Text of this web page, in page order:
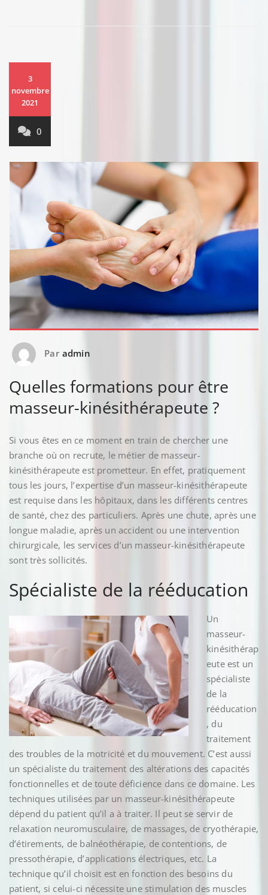
3
novembre
2021
0
Par admin
Quelles formations pour être
masseur-kinésithérapeute ?
Si vous êtes en ce moment en train de chercher une
branche où on recrute, le métier de masseur-
kinésithérapeute est prometteur. En effet, pratiquement
tous les jours, l’expertise d’un masseur-kinésithérapeute
est requise dans les hôpitaux, dans les différents centres
de santé, chez des particuliers. Après une chute, après une
longue maladie, après un accident ou une intervention
chirurgicale, les services d’un masseur-kinésithérapeute
sont très sollicités.
Spécialiste de la rééducation
Un
masseur-
kinésithérap
eute est un
spécialiste
de la
rééducation
, du
traitement
des troubles de la motricité et du mouvement. C’est aussi
un spécialiste du traitement des altérations des capacités
fonctionnelles et de toute déficience dans ce domaine. Les
techniques utilisées par un masseur-kinésithérapeute
dépend du patient qu’il a à traiter. Il peut se servir de
relaxation neuromusculaire, de massages, de cryothérapie,
d’étirements, de balnéothérapie, de contentions, de
pressothérapie, d’applications électriques, etc. La
technique qu’il choisit est en fonction des besoins du
patient, si celui-ci nécessite une stimulation des muscles